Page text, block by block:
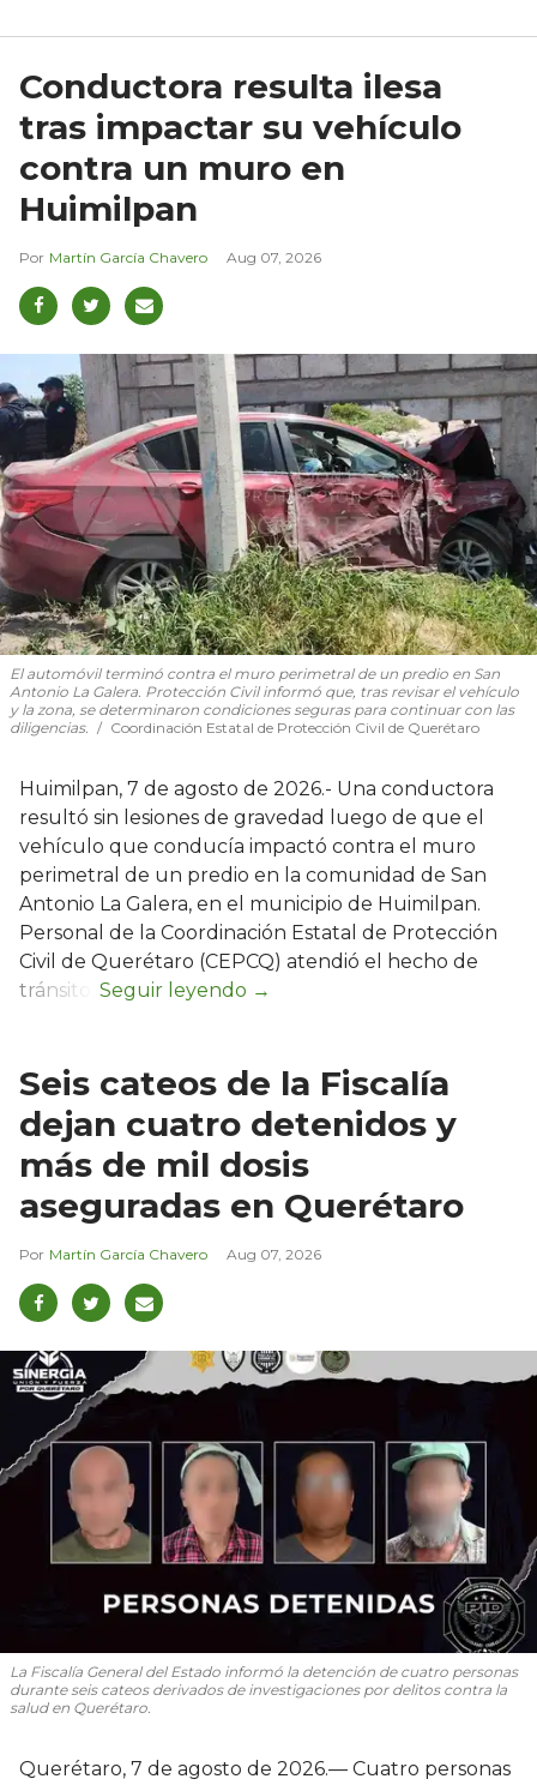
Conductora resulta ilesa
tras impactar su vehículo
contra un muro en
Huimilpan
Martín García Chavero Aug 07, 2026
El automóvil terminó contra el muro perimetral de un predio en San
Antonio La Galera. Protección Civil informó que, tras revisar el vehículo
y la zona, se determinaron condiciones seguras para continuar con las
diligencias.
Coordinación Estatal de Protección Civil de Querétaro
Huimilpan, 7 de agosto de 2026.- Una conductora
resultó sin lesiones de gravedad luego de que el
vehículo que conducía impactó contra el muro
perimetral de un predio en la comunidad de San
Antonio La Galera, en el municipio de Huimilpan.
Personal de la Coordinación Estatal de Protección
Civil de Querétaro (CEPCQ) atendió el hecho de
tránsito.
Seis cateos de la Fiscalía
dejan cuatro detenidos y
más de mil dosis
aseguradas en Querétaro
Martín García Chavero Aug 07, 2026
La Fiscalía General del Estado informó la detención de cuatro personas
durante seis cateos derivados de investigaciones por delitos contra la
salud en Querétaro.
Querétaro, 7 de agosto de 2026.— Cuatro personas